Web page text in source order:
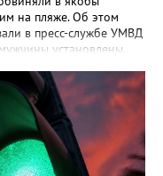
на пляже. Об этом
в пресс-службе УМВД
установлены.
- заявили в пресс-
сообщал, что жители
что на озере
которые